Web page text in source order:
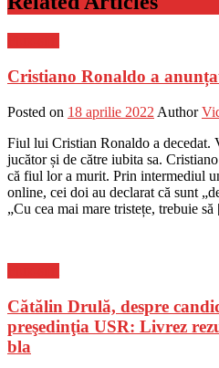
Cristiano Ronaldo a
Posted on 18 aprilie 2022 Author
Fiul lui Cristian Ronaldo a decedat.
jucător și de către iubita sa.
că fiul lor a murit. Prin intermediul
online, cei doi au declarat că sunt
„Cu cea mai mare tristețe, trebuie
Cătălin Drulă, despre
preşedinţia USR: Livrez
bla